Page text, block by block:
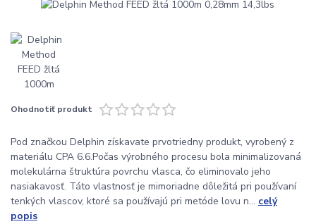
Ohodnotiť produkt
Pod značkou Delphin získavate prvotriedny produkt, vyrobený z
materiálu CPA 6.6.Počas výrobného procesu bola minimalizovaná
molekulárna štruktúra povrchu vlasca, čo eliminovalo jeho
nasiakavosť. Táto vlastnosť je mimoriadne dôležitá pri používaní
tenkých vlascov, ktoré sa používajú pri metóde lovu n... celý
popis